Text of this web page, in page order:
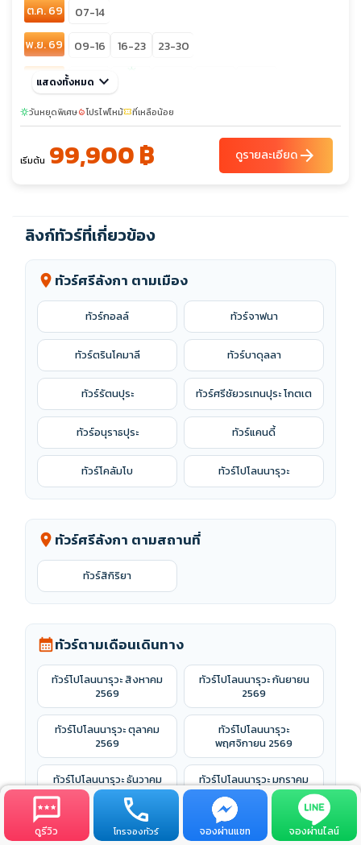
ต.ค. 69
07-14
พ.ย. 69
09-16 16-23
23-30
ธ.ค. 69
01-08 sunny
แสดงทั้งหมด keyboard_arrow_down
sunnyวันหยุดพิเศษlocal_fire_departmentโปรไฟไหม้confirmation_numberที่เหลือน้อย
เริ่มต้น 99,900 ฿ ดูรายละเอียดarrow_forward
ลิงก์ทัวร์ที่เกี่ยวข้อง
location_on ทัวร์ศรีลังกา ตามเมือง
ทัวร์กอลล์ ทัวร์จาฟนา
ทัวร์ตรินโคมาลี ทัวร์บาดุลลา
ทัวร์รัตนปุระ ทัวร์ศรีชัยวรเทนปุระ โกตเต
ทัวร์อนุราธปุระ ทัวร์แคนดี้
ทัวร์โคลัมโบ ทัวร์โปโลนนารุวะ
location_on ทัวร์ศรีลังกา ตามสถานที่
ทัวร์สิกิริยา
calendar_monthทัวร์ตามเดือนเดินทาง
ทัวร์โปโลนนารุวะ สิงหาคม
2569
ทัวร์โปโลนนารุวะ กันยายน
2569
ทัวร์โปโลนนารุวะ ตุลาคม
2569
ทัวร์โปโลนนารุวะ
พฤศจิกายน 2569
ทัวร์โปโลนนารุวะ ธันวาคม
2569
ทัวร์โปโลนนารุวะ มกราคม
2570
ทัวร์โปโลนนารุวะ กุมภาพันธ์
ทัวร์โปโลนนารุวะ มีนาคม
ดูรีวิว โทรจองทัวร์ จองผ่านแชท จองผ่านไลน์